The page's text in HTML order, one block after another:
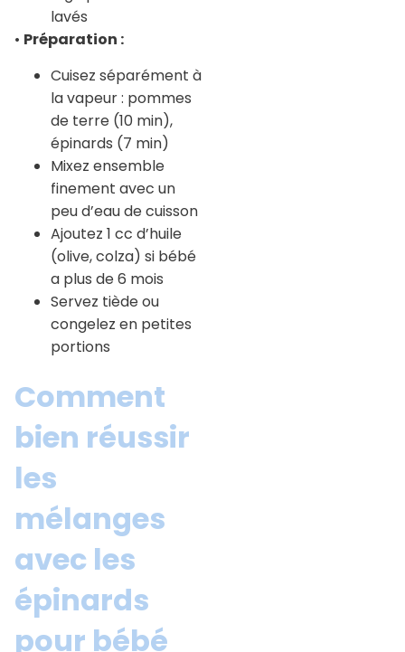
lavés
• Préparation :
Cuisez séparément à
la vapeur : pommes
de terre (10 min),
épinards (7 min)
Mixez ensemble
finement avec un
peu d’eau de cuisson
Ajoutez 1 cc d’huile
(olive, colza) si bébé
a plus de 6 mois
Servez tiède ou
congelez en petites
portions
Comment
bien réussir
les
mélanges
avec les
épinards
pour bébé